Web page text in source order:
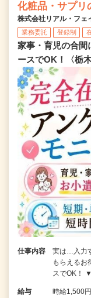
化粧品・サプリ
株式会社リアル・フェ
業務委託 登録制
家事・育児の合間
ースでOK！〈栃木
仕事内容
実は…入力
もらえるお
スでOK！
給与
時給1,500